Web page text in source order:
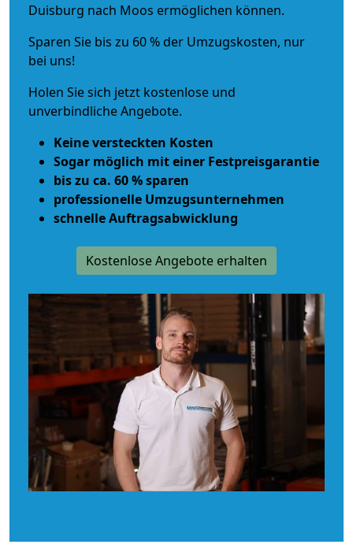
Duisburg nach Moos ermöglichen können.
Sparen Sie bis zu 60 % der Umzugskosten, nur
bei uns!
Holen Sie sich jetzt kostenlose und
unverbindliche Angebote.
Keine versteckten Kosten
Sogar möglich mit einer Festpreisgarantie
bis zu ca. 60 % sparen
professionelle Umzugsunternehmen
schnelle Auftragsabwicklung
Kostenlose Angebote erhalten